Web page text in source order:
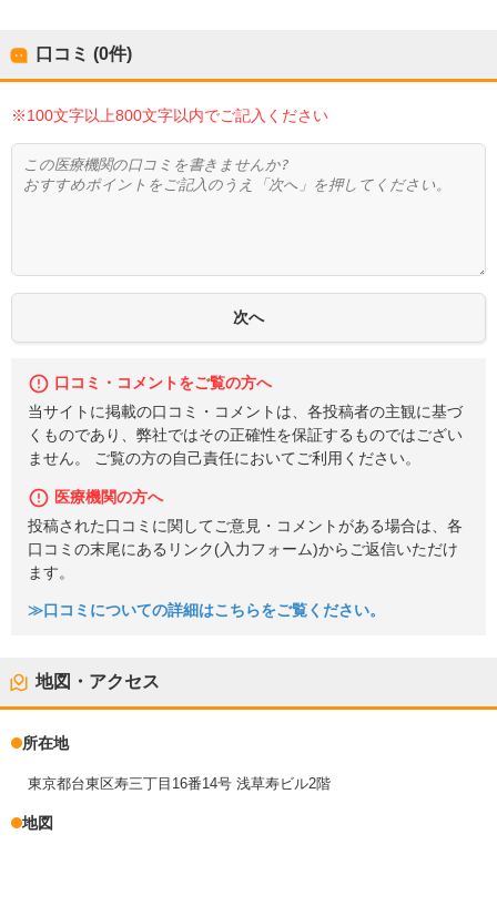
口コミ (0件)
※100文字以上800文字以内でご記入ください
口コミ・コメントをご覧の方へ
当サイトに掲載の口コミ・コメントは、各投稿者の主観に基づ
くものであり、弊社ではその正確性を保証するものではござい
ません。 ご覧の方の自己責任においてご利用ください。
医療機関の方へ
投稿された口コミに関してご意見・コメントがある場合は、各
口コミの末尾にあるリンク(入力フォーム)からご返信いただけ
ます。
≫口コミについての詳細はこちらをご覧ください。
地図・アクセス
所在地
東京都台東区寿三丁目16番14号 浅草寿ビル2階
地図